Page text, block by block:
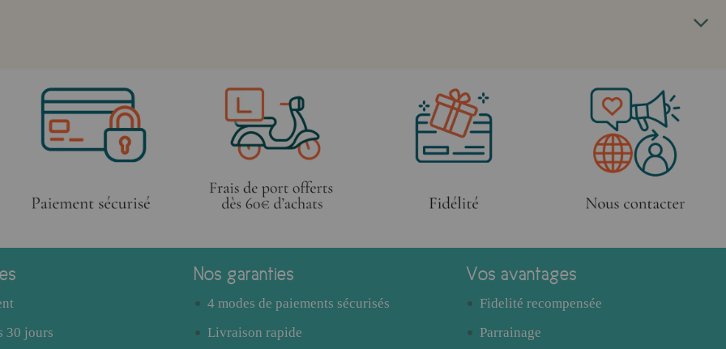
30 jours
Nos garanties
4 modes de paiements sécurisés
Livraison rapide
Vos avantages
Fidelité recompensée
Parrainage